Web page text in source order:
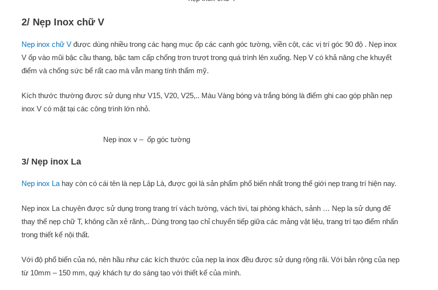
2/ Nẹp Inox chữ V
Nẹp inox chữ V được dùng nhiều trong các hạng mục ốp các cạnh góc tường, viền cột, các vị trí góc 90 độ . Nẹp inox
V ốp vào mũi bậc cầu thang, bậc tam cấp chống trơn trượt trong quá trình lên xuống. Nẹp V có khả năng che khuyết
điểm và chống sức bể rất cao mà vẫn mang tính thẩm mỹ.
Kích thước thường được sử dụng như V15, V20, V25,.. Màu Vàng bóng và trắng bóng là điểm ghi cao góp phần nẹp
inox V có mặt tại các công trình lớn nhỏ.
Nẹp inox v – ốp góc tường
3/ Nẹp inox La
Nẹp inox La hay còn có cái tên là nẹp Lập Là, được gọi là sản phẩm phổ biến nhất trong thế giới nẹp trang trí hiện nay.
Nẹp inox La chuyên được sử dụng trong trang trí vách tường, vách tivi, tại phòng khách, sảnh … Nẹp la sử dụng để
thay thế nẹp chữ T, không cần xẻ rãnh,.. Dùng trong tạo chỉ chuyển tiếp giữa các mảng vật liệu, trang trí tạo điểm nhấn
trong thiết kế nội thất.
Với độ phổ biến của nó, nên hầu như các kích thước của nẹp la inox đều được sử dụng rộng rãi. Với bản rộng của nẹp
từ 10mm – 150 mm, quý khách tự do sáng tạo với thiết kế của mình.